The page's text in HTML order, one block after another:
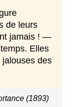
de leurs
jamais ! —
Elles
des
(1893)